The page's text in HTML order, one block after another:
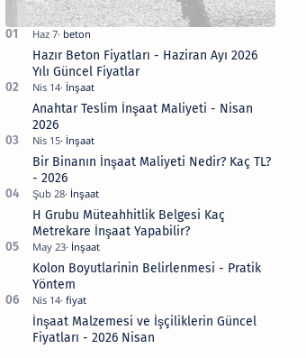
Hazır Beton Fiyatları - Haziran Ayı 2026
Yılı Güncel Fiyatlar
Anahtar Teslim İnşaat Maliyeti - Nisan
2026
Bir Binanın İnşaat Maliyeti Nedir? Kaç TL?
- 2026
H Grubu Müteahhitlik Belgesi Kaç
Metrekare İnşaat Yapabilir?
Kolon Boyutlarinin Belirlenmesi - Pratik
Yöntem
İnşaat Malzemesi ve İşçiliklerin Güncel
Fiyatları - 2026 Nisan